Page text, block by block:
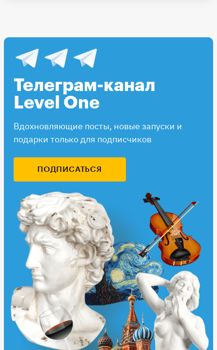
Телеграм-канал
Level One
Вдохновляющие посты, новые запуски и
подарки только для подписчиков
ПОДПИСАТЬСЯ